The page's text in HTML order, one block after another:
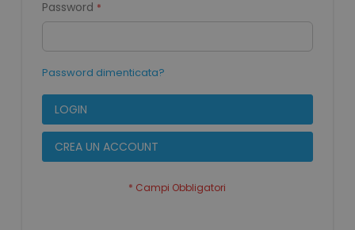
Password
Password dimenticata?
LOGIN
CREA UN ACCOUNT